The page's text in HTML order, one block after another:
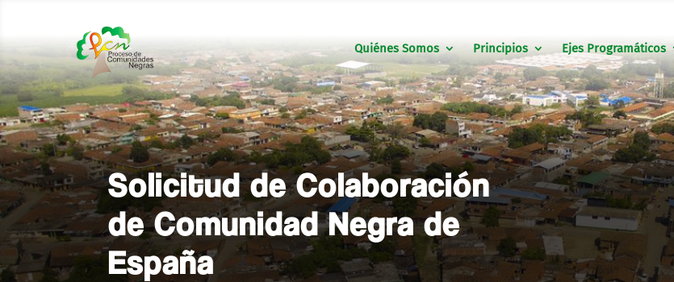
Quiénes Somos Principios Ejes Programáticos
Solicitud de Colaboración
de Comunidad Negra de
España